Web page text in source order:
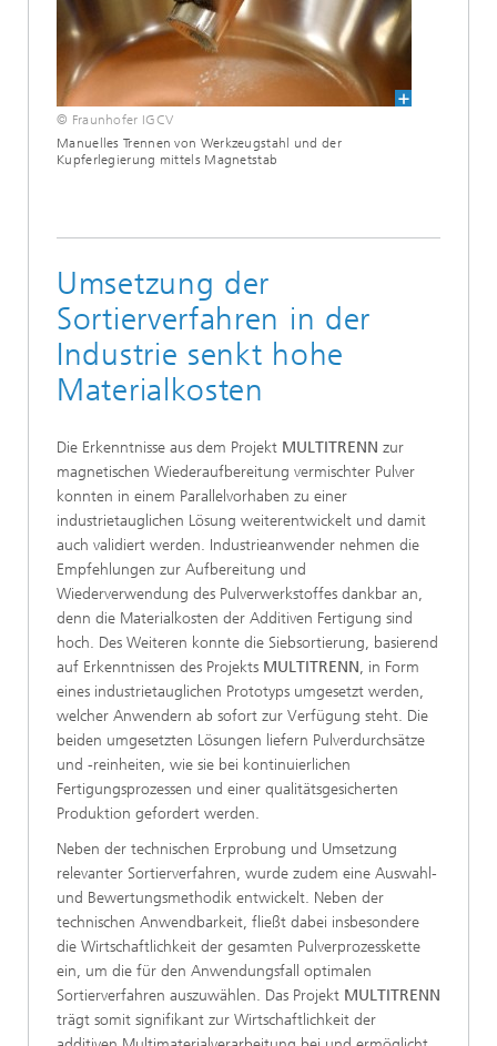
© Fraunhofer IGCV
Manuelles Trennen von Werkzeugstahl und der
Kupferlegierung mittels Magnetstab
Umsetzung der
Sortierverfahren in der
Industrie senkt hohe
Materialkosten
Die Erkenntnisse aus dem Projekt MULTITRENN zur
magnetischen Wiederaufbereitung vermischter Pulver
konnten in einem Parallelvorhaben zu einer
industrietauglichen Lösung weiterentwickelt und damit
auch validiert werden. Industrieanwender nehmen die
Empfehlungen zur Aufbereitung und
Wiederverwendung des Pulverwerkstoffes dankbar an,
denn die Materialkosten der Additiven Fertigung sind
hoch. Des Weiteren konnte die Siebsortierung, basierend
auf Erkenntnissen des Projekts MULTITRENN, in Form
eines industrietauglichen Prototyps umgesetzt werden,
welcher Anwendern ab sofort zur Verfügung steht. Die
beiden umgesetzten Lösungen liefern Pulverdurchsätze
und -reinheiten, wie sie bei kontinuierlichen
Fertigungsprozessen und einer qualitätsgesicherten
Produktion gefordert werden.
Neben der technischen Erprobung und Umsetzung
relevanter Sortierverfahren, wurde zudem eine Auswahl-
und Bewertungsmethodik entwickelt. Neben der
technischen Anwendbarkeit, fließt dabei insbesondere
die Wirtschaftlichkeit der gesamten Pulverprozesskette
ein, um die für den Anwendungsfall optimalen
Sortierverfahren auszuwählen. Das Projekt MULTITRENN
trägt somit signifikant zur Wirtschaftlichkeit der